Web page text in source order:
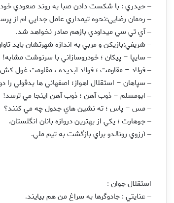
– حيدري : با شکست دادن صبا به روند صعودي
– رحمان رضايي:نحوه تيمداري عامل جدايي ام از
–آي تي سي ميداودي بازهم صادر نخواهد شد.
– شريفي:بازيکن و مربي به اندازه شهرتشان بايد
– سايپا – پيکان ؛ خودروسازاني با سرنوشت مشابه!
– فولاد – مقاومت ؛ فولاد آبديده ، مقاومت غول کش
– سپاهان – استقلال اهواز؛ اصفهاني ها بدقولي را
– ابومسلم – ذوب آهن ؛ ذوب آهن اينجا مي ترسد!
– مس – پاس ؛ ته نشين هاي جدول چه مي کنند؟
– جوهارت ؛ يکي از بهترين دروازه بانان انگلستان.
–آرزوي رونالدو براي بازگشت به تيم ملي.
استقلال جوان :
– عنايتي : جادوگرها به سراغ من هم بيايند.